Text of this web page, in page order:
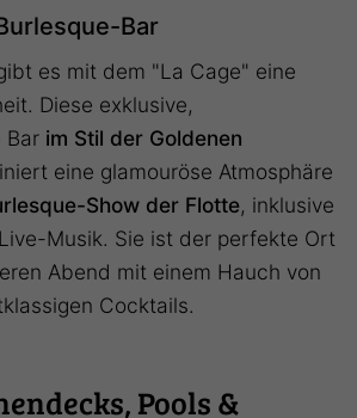
Bar
es mit dem "La Cage" eine
Diese exklusive,
Bar im Stil der Goldenen
eine glamouröse Atmosphäre
Show der Flotte, inklusive
Musik. Sie ist der perfekte Ort
Abend mit einem Hauch von
Cocktails.
Pools &